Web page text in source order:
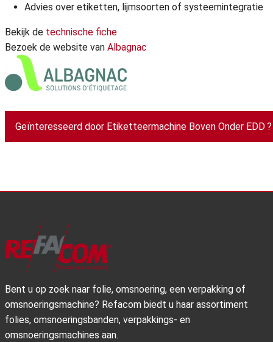
Advies over etiketten, lijmsoorten of systeemintegratie
Bekijk de technische fiche
Bezoek de website van Albagnac
Geïnteresseerd door Etiketteermachine Boven Onder EDD ?
Bent u op zoek naar folie, omsnoering, een verpakking of
omsnoeringsmachine? Refacom biedt u haar assortiment
folies, omsnoeringsbanden, verpakkings- en
omsnoeringsmachines aan.